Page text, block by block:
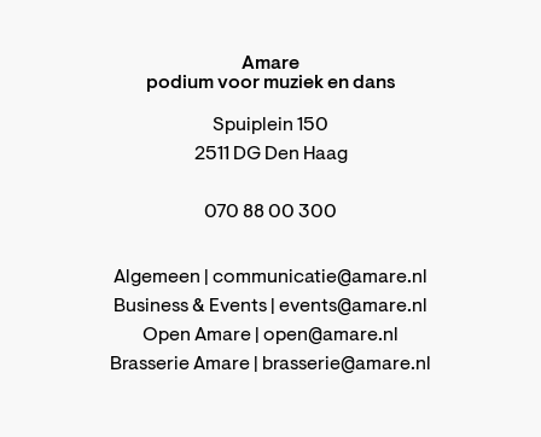
Amare
podium voor muziek en dans
Spuiplein 150
2511 DG Den Haag
070 88 00 300
Algemeen | communicatie@amare.nl
Business & Events | events@amare.nl
Open Amare | open@amare.nl
Brasserie Amare |
brasserie@amare.nl